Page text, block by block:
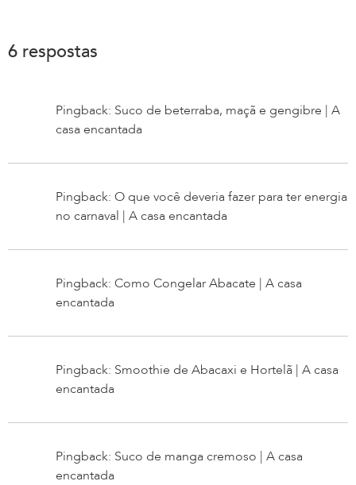
6 respostas
Pingback: Suco de beterraba, maçã e gengibre | A
casa encantada
Pingback: O que você deveria fazer para ter energia
no carnaval | A casa encantada
Pingback: Como Congelar Abacate | A casa
encantada
Pingback: Smoothie de Abacaxi e Hortelã | A casa
encantada
Pingback: Suco de manga cremoso | A casa
encantada